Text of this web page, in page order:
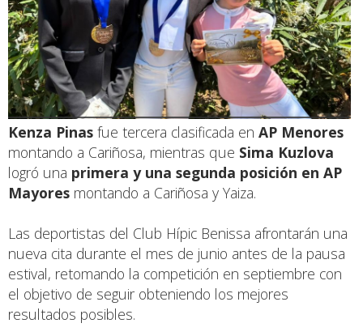
Kenza Pinas fue tercera clasificada en AP Menores
montando a Cariñosa, mientras que Sima Kuzlova
logró una primera y una segunda posición en AP
Mayores montando a Cariñosa y Yaiza.
Las deportistas del Club Hípic Benissa afrontarán una
nueva cita durante el mes de junio antes de la pausa
estival, retomando la competición en septiembre con
el objetivo de seguir obteniendo los mejores
resultados posibles.